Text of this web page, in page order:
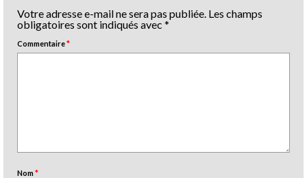
Votre adresse e-mail ne sera pas publiée. Les champs
obligatoires sont indiqués avec *
Commentaire*
Nom*